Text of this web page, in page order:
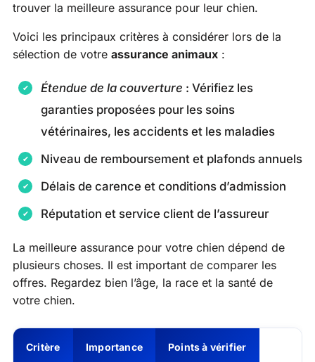
trouver la meilleure assurance pour leur chien.
Voici les principaux critères à considérer lors de la
sélection de votre assurance animaux :
Étendue de la couverture : Vérifiez les
garanties proposées pour les soins
vétérinaires, les accidents et les maladies
Niveau de remboursement et plafonds annuels
Délais de carence et conditions d’admission
Réputation et service client de l’assureur
La meilleure assurance pour votre chien dépend de
plusieurs choses. Il est important de comparer les
offres. Regardez bien l’âge, la race et la santé de
votre chien.
Critère Importance Points à vérifier